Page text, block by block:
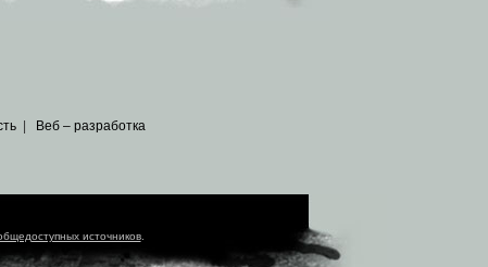
Веб – разработка
источников.